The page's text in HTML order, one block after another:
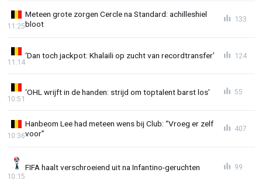
Meteen grote zorgen Cercle na Standard: achilleshiel
bloot
11:25
133
‘Dan toch jackpot: Khalaili op zucht van recordtransfer’
11:14
124
‘OHL wrijft in de handen: strijd om toptalent barst los’
10:51
55
Hanbeom Lee had meteen wens bij Club: “Vroeg er zelf
voor”
10:36
407
FIFA haalt verschroeiend uit na Infantino-geruchten
10:15
99